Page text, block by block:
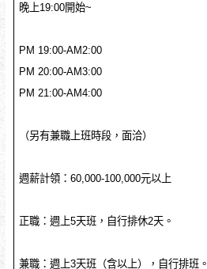
晚上19:00開始~
PM 19:00-AM2:00
PM 20:00-AM3:00
PM 21:00-AM4:00
（另有兼職上班時段，面洽）
週薪計領：60,000-100,000元以上
正職：週上5天班，自行排休2天。
兼職：週上3天班（含以上），自行排班。